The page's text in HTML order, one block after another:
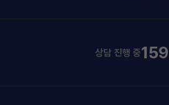
상담 진행 중159